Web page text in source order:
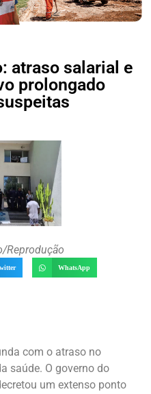
atraso salarial e
prolongado
Reprodução
WhatsApp
com o atraso no
saúde. O governo do
um extenso ponto